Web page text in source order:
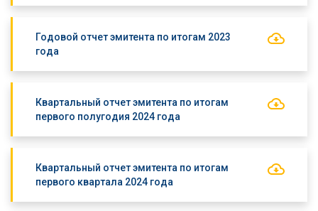
Годовой отчет эмитента по итогам 2023
года
Квартальный отчет эмитента по итогам
первого полугодия 2024 года
Квартальный отчет эмитента по итогам
первого квартала 2024 года